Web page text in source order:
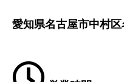
愛知県名古屋市中村